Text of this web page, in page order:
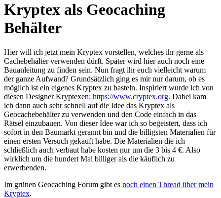
Kryptex als Geocaching
Behälter
Hier will ich jetzt mein Kryptex vorstellen, welches ihr gerne als
Cachebehälter verwenden dürft. Später wird hier auch noch eine
Bauanleitung zu finden sein. Nun fragt ihr euch vielleicht warum
der ganze Aufwand? Grundsätzlich ging es mir nur darum, ob es
möglich ist ein eigenes Kryptex zu basteln. Inspiriert wurde ich von
diesen Designer Kryptexen: https://www.cryptex.org. Dabei kam
ich dann auch sehr schnell auf die Idee das Kryptex als
Geocachebehälter zu verwenden und den Code einfach in das
Rätsel einzubauen. Von dieser Idee war ich so begeistert, dass ich
sofort in den Baumarkt gerannt bin und die billigsten Materialien für
einen ersten Versuch gekauft habe. Die Materialien die ich
schließlich auch verbaut habe kosten nur um die 3 bis 4 €. Also
wirklich um die hundert Mal billiger als die käuflich zu
erwerbenden.
Im grünen Geocaching Forum gibt es noch einen Thread über mein
Kryptex.